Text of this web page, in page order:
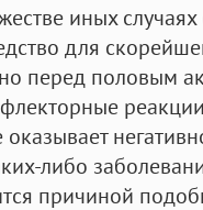
иных
для
перед половым
либо
причиной